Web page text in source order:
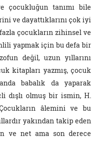
çocukluğun tanımı bile
ve dayattıklarını çok iyi
çocukların zihinsel ve
yapmak için bu defa bir
değil, uzun yıllarını
kitapları yazmış, çocuk
babalık da yaparak
dışlı olmuş bir ismin, H.
âlemini ve bu
yakından takip eden
ve net ama son derece